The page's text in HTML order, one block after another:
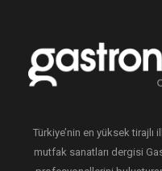
Türkiye’nin en yüksek
mutfak sanatları dergisi